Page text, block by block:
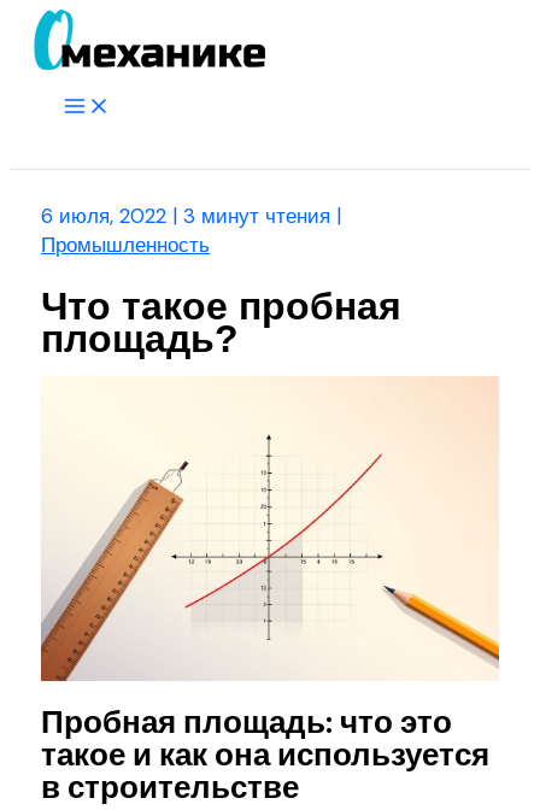
Перейти
Main
6 июля, 2022 |3 минут чтения |
Промышленность
Что такое пробная
площадь?
Пробная площадь: что это
такое и как она используется
в строительстве